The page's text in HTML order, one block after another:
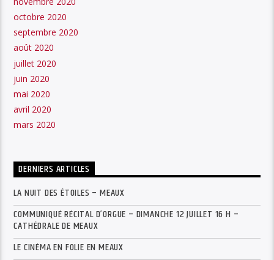
octobre 2020
septembre 2020
août 2020
juillet 2020
juin 2020
mai 2020
avril 2020
mars 2020
DERNIERS ARTICLES
LA NUIT DES ÉTOILES – MEAUX
COMMUNIQUÉ RÉCITAL D’ORGUE – DIMANCHE 12 JUILLET 16 H –
CATHÉDRALE DE MEAUX
LE CINÉMA EN FOLIE EN MEAUX